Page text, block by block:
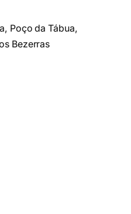
Poço da Tábua,
Bezerras